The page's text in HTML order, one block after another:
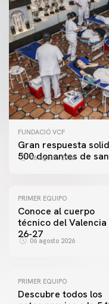
FUNDACIÓ VCF
Gran respuesta
500 donantes de
06 agosto 2026
PRIMER EQUIPO
Conoce al cuerpo
técnico del Valencia
26-27
06 agosto 2026
PRIMER EQUIPO
Descubre todos los